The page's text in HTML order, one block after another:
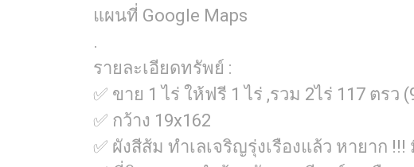
แผนที่ Google Maps
.
รายละเอียดทรัพย์ :
✅ ขาย 1 ไร่ ให้ฟรี 1 ไร่ ,รวม 2ไร่ 117 ตรว
✅ กว้าง 19x162
✅ ผังสีส้ม ทำเลเจริญรุ่งเรืองแล้ว หายาก